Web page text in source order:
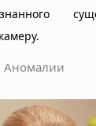
Аномалии